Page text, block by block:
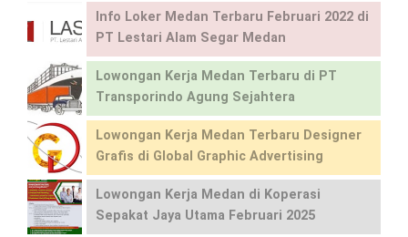
Info Loker Medan Terbaru Februari 2022 di
PT Lestari Alam Segar Medan
Lowongan Kerja Medan Terbaru di PT
Transporindo Agung Sejahtera
Lowongan Kerja Medan Terbaru Designer
Grafis di Global Graphic Advertising
Lowongan Kerja Medan di Koperasi
Sepakat Jaya Utama Februari 2025